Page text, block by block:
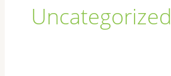
Uncategorized